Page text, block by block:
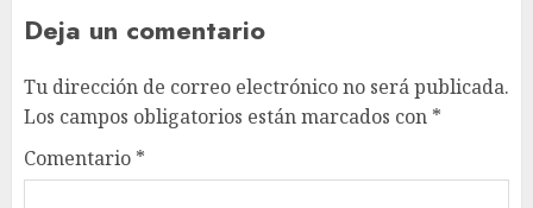
Deja un comentario
Tu dirección de correo electrónico no será publicada.
Los campos obligatorios están marcados con *
Comentario *